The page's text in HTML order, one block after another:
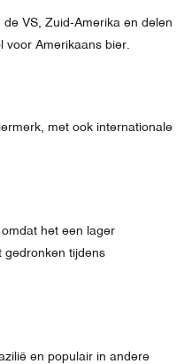
VS, Zuid-Amerika en delen
voor Amerikaans bier.
met ook internationale
het een lager
gedronken tijdens
en populair in andere